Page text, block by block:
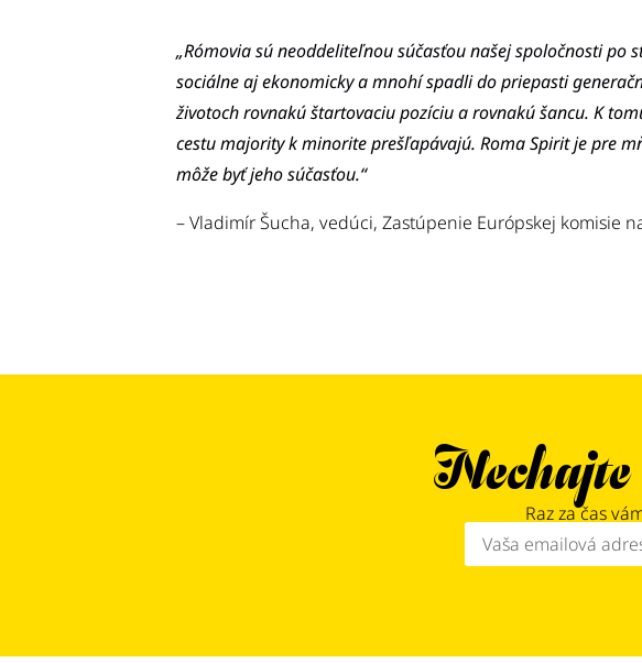
„Rómovia sú neoddeliteľnou súčasťou našej spoločnosti po
sociálne aj ekonomicky a mnohí spadli do priepasti
životoch rovnakú štartovaciu pozíciu a rovnakú šancu. K
cestu majority k minorite prešľapávajú. Roma Spirit je pre
môže byť jeho súčasťou.“
– Vladimír Šucha, vedúci, Zastúpenie Európskej komisie
Raz za čas